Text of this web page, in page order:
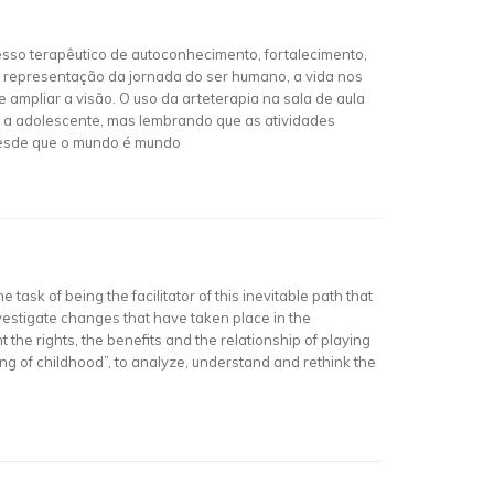
terapêutico de autoconhecimento, fortalecimento,
da jornada do ser humano, a vida nos
a visão. O uso da arteterapia na sala de aula
adolescente, mas lembrando que as atividades
que o mundo é mundo
task of being the facilitator of this inevitable path that
changes that have taken place in the
rights, the benefits and the relationship of playing
of childhood”, to analyze, understand and rethink the